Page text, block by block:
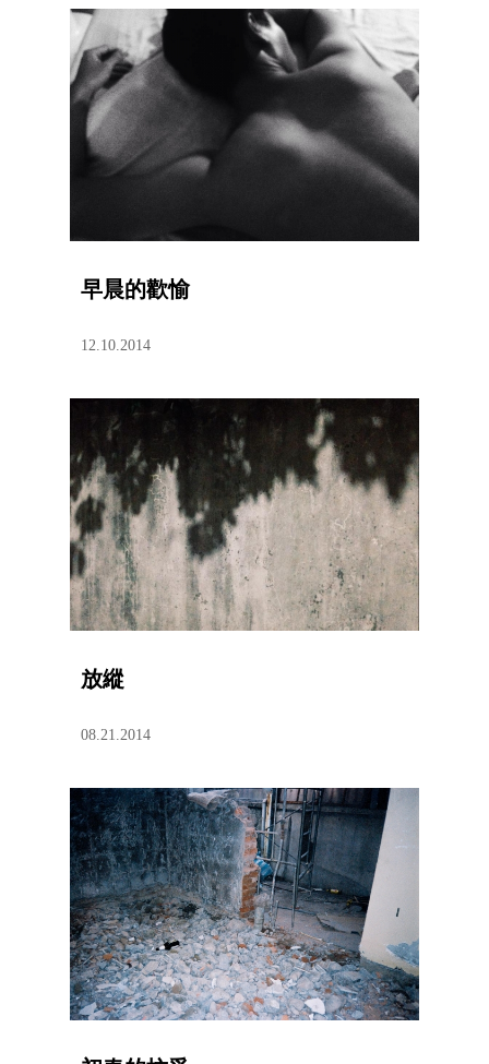
早晨的歡愉
12.10.2014
放縱
08.21.2014